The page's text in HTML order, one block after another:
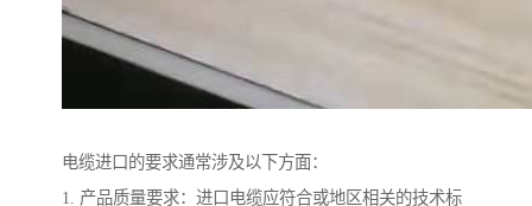
电缆进口的要求通常涉及以下方面：
1. 产品质量要求：进口电缆应符合或地区相关的技术标